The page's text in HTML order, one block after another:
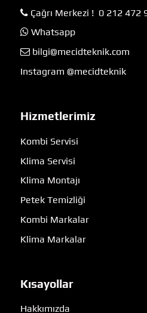
Çağrı Merkezi ! 0 212 472
Whatsapp
bilgi@mecidteknik.com
Instagram @mecidteknik
Hizmetlerimiz
Kombi Servisi
Klima Servisi
Klima Montajı
Petek Temizliği
Kombi Markalar
Klima Markalar
Kısayollar
Hakkımızda